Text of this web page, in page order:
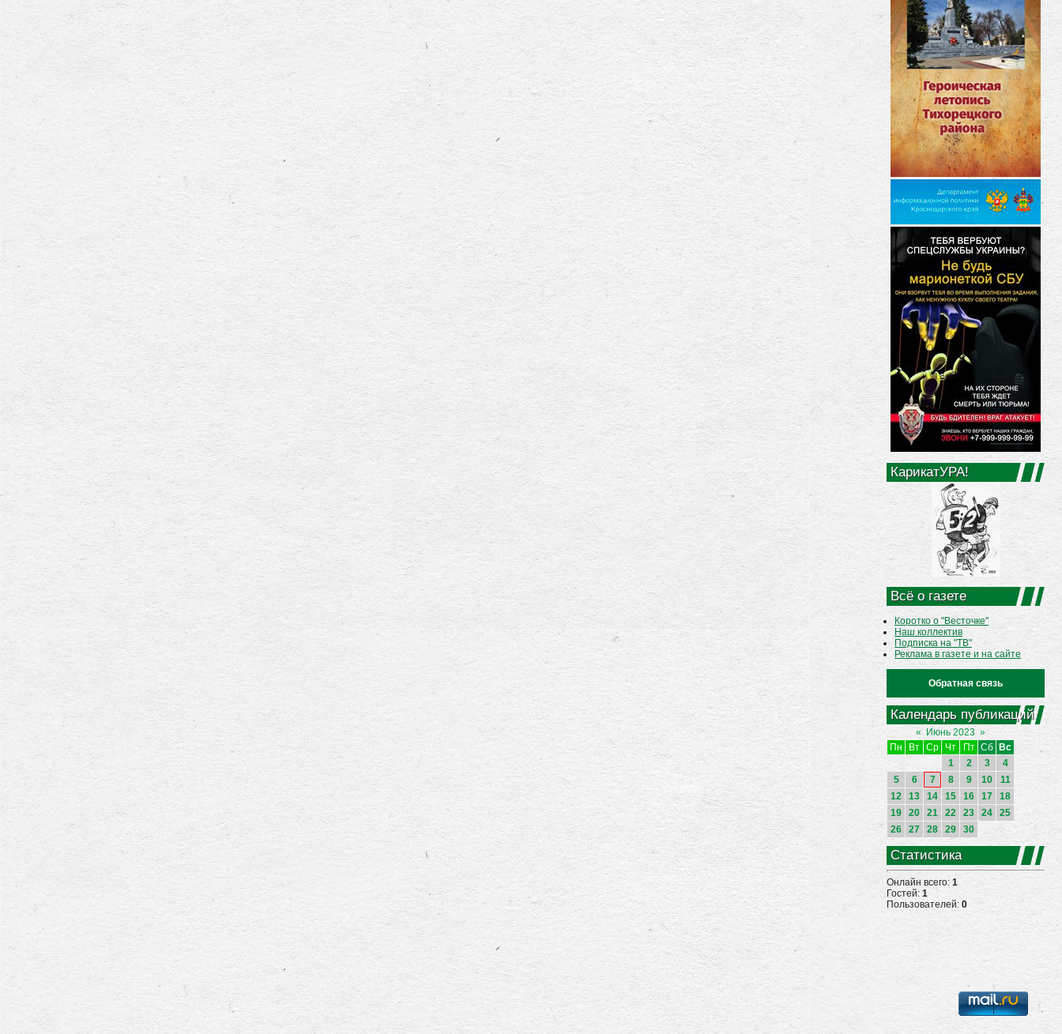
КарикатУРА!
Всё о газете
Коротко о "Весточке"
Наш коллектив
Подписка на "ТВ"
Реклама в газете и на сайте
Обратная связь
Календарь публикаций
« Июнь 2023 »
Пн
Вт Ср Чт Пт Сб
Вс
1
2 3
4
5
6 7 8 9 10
11
12
13 14 15 16 17
18
19
20 21 22 23 24
25
26
27 28 29 30
Статистика
Онлайн всего: 1
Гостей: 1
Пользователей: 0